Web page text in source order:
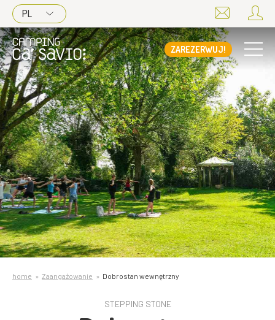
PL
ZAREZERWUJ!
home Zaangażowanie Dobrostan wewnętrzny
STEPPING STONE